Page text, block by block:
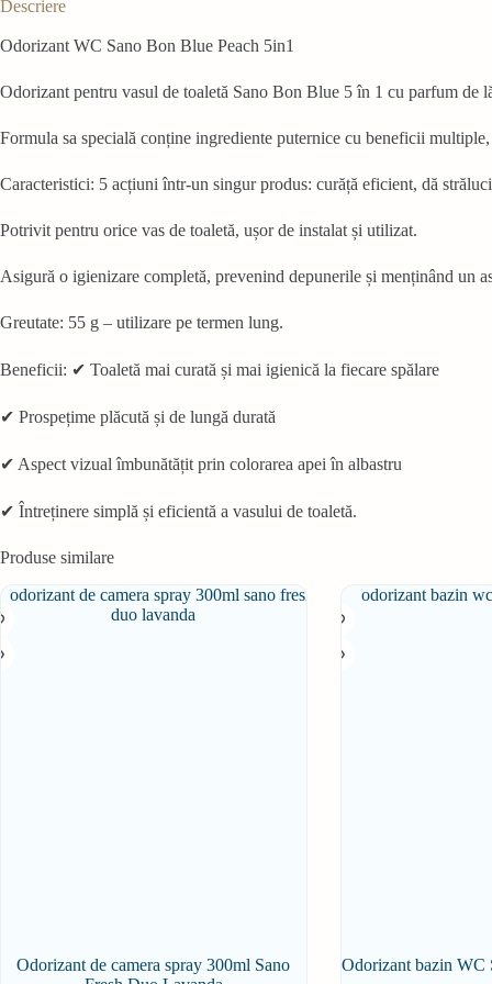
Descriere
Odorizant WC Sano Bon Blue Peach 5in1
Odorizant pentru vasul de toaletă Sano Bon Blue 5 în 1 cu parfum de
Formula sa specială conține ingrediente puternice cu beneficii
Caracteristici: 5 acțiuni într-un singur produs: curăță eficient, dă
Potrivit pentru orice vas de toaletă, ușor de instalat și utilizat.
Asigură o igienizare completă, prevenind depunerile și menținând un
Greutate: 55 g – utilizare pe termen lung.
Beneficii: ✔ Toaletă mai curată și mai igienică la fiecare spălare
✔ Prospețime plăcută și de lungă durată
✔ Aspect vizual îmbunătățit prin colorarea apei în albastru
✔ Întreținere simplă și eficientă a vasului de toaletă.
Produse similare
Odorizant de camera spray 300ml Sano
Odorizant bazin WC